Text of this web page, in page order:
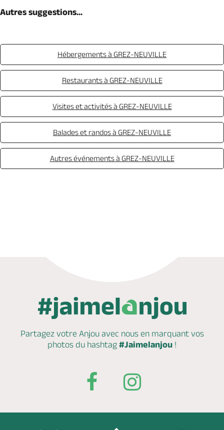
Autres suggestions...
Hébergements à GREZ-NEUVILLE
Restaurants à GREZ-NEUVILLE
Visites et activités à GREZ-NEUVILLE
Balades et randos à GREZ-NEUVILLE
Autres événements à GREZ-NEUVILLE
Partagez votre Anjou avec nous en marquantvos
photos du hashtag #Jaimelanjou !